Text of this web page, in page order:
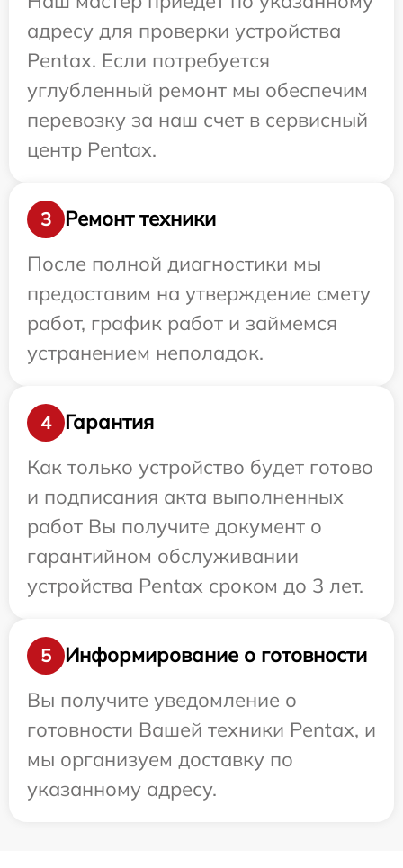
адресу для проверки устройства
Pentax. Если потребуется
углубленный ремонт мы обеспечим
перевозку за наш счет в сервисный
центр Pentax.
3
Ремонт техники
После полной диагностики мы
предоставим на утверждение смету
работ, график работ и займемся
устранением неполадок.
4
Гарантия
Как только устройство будет готово
и подписания акта выполненных
работ Вы получите документ о
гарантийном обслуживании
устройства Pentax сроком до 3 лет.
5
Информирование о готовности
Вы получите уведомление о
готовности Вашей техники Pentax, и
мы организуем доставку по
указанному адресу.